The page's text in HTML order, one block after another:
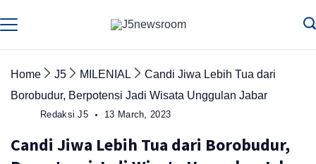
to
Home J5 MILENIAL
Candi Jiwa Lebih Tua dari
Borobudur, Berpotensi Jadi Wisata Unggulan Jabar
Redaksi J5 13 March, 2023
Candi Jiwa Lebih Tua dari Borobudur,